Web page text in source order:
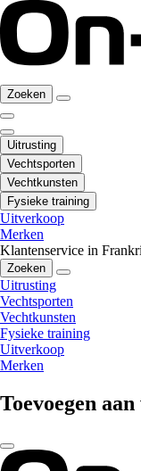
Zoeken
Uitrusting
Vechtsporten
Vechtkunsten
Fysieke training
Uitverkoop
Merken
Klantenservice in
Zoeken
Uitrusting
Vechtsporten
Vechtkunsten
Fysieke training
Uitverkoop
Merken
Toevoegen